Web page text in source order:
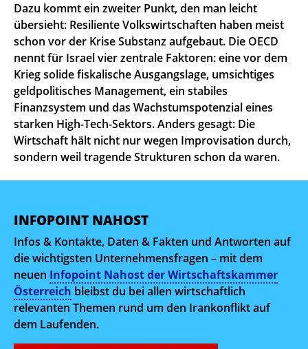
Dazu kommt ein zweiter Punkt, den man leicht
übersieht: Resiliente Volkswirtschaften haben meist
schon vor der Krise Substanz aufgebaut. Die OECD
nennt für Israel vier zentrale Faktoren: eine vor dem
Krieg solide fiskalische Ausgangslage, umsichtiges
geldpolitisches Management, ein stabiles
Finanzsystem und das Wachstumspotenzial eines
starken High-Tech-Sektors. Anders gesagt: Die
Wirtschaft hält nicht nur wegen Improvisation durch,
sondern weil tragende Strukturen schon da waren.
INFOPOINT NAHOST
Infos & Kontakte, Daten & Fakten und Antworten auf
die wichtigsten Unternehmensfragen – mit dem
neuen Infopoint Nahost der Wirtschaftskammer
Österreich bleibst du bei allen wirtschaftlich
relevanten Themen rund um den Irankonflikt auf
dem Laufenden.